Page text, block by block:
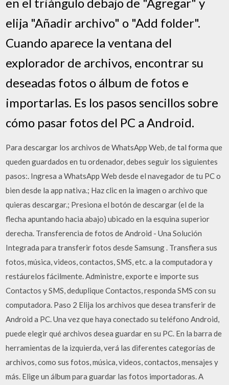
elija "Añadir archivo" o "Add folder".
Cuando aparece la ventana del
explorador de archivos, encontrar su
deseadas fotos o álbum de fotos e
importarlas. Es los pasos sencillos sobre
cómo pasar fotos del PC a Android.
Para descargar los archivos de WhatsApp Web, de tal forma que
queden guardados en tu ordenador, debes seguir los siguientes
pasos:. Ingresa a WhatsApp Web desde el navegador de tu PC o
bien desde la app nativa.; Haz clic en la imagen o archivo que
quieras descargar.; Presiona el botón de descargar (el de la
flecha apuntando hacia abajo) ubicado en la esquina superior
derecha. Transferencia de fotos de Android - Una Solución
Integrada para transferir fotos desde Samsung . Transfiera sus
fotos, música, videos, contactos, SMS, etc. a la computadora y
restáurelos fácilmente. Administre, exporte e importe sus
Contactos y SMS, deduplique Contactos, responda SMS con su
computadora. Paso 2 Elija los archivos que desea transferir de
Android a PC. Una vez que haya conectado su teléfono Android,
puede elegir qué archivos desea guardar en su PC. En la barra de
herramientas de la izquierda, verá las diferentes categorías de
archivos, como sus fotos, música, videos, contactos, mensajes y
más. Elige un álbum para guardar las fotos importadoras. A